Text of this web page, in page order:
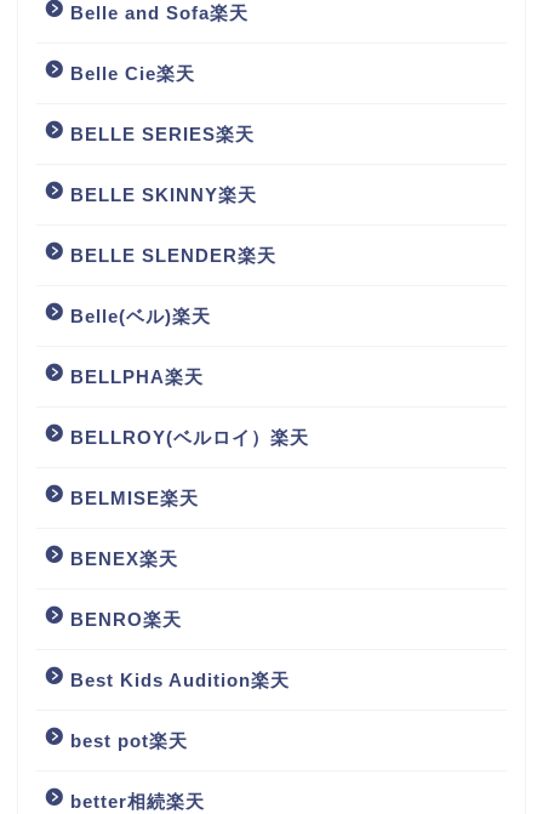
Belle and Sofa楽天
Belle Cie楽天
BELLE SERIES楽天
BELLE SKINNY楽天
BELLE SLENDER楽天
Belle(ベル)楽天
BELLPHA楽天
BELLROY(ベルロイ）楽天
BELMISE楽天
BENEX楽天
BENRO楽天
Best Kids Audition楽天
best pot楽天
better相続楽天